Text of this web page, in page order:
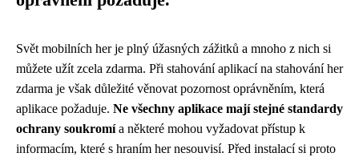
Svět mobilních her je plný úžasných zážitků a mnoho z nich si
můžete užít zcela zdarma. Při stahování aplikací na stahování her
zdarma je však důležité věnovat pozornost oprávněním, která
aplikace požaduje. Ne všechny aplikace mají stejné standardy
ochrany soukromía některé mohou vyžadovat přístup k
informacím, které s hraním her nesouvisí. Před instalací si proto